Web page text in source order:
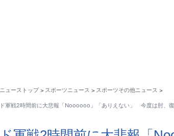
ニューストップ > スポーツニュース > スポーツその他ニュース >
ド軍戦2時間前に大悲報「Noooooo」「ありえない」 今度は肘、